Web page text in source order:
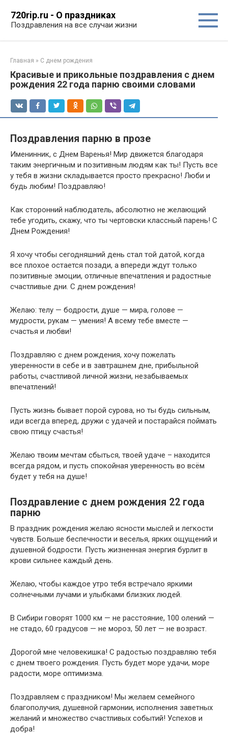
контенту
720rip.ru - О праздниках
Поздравления на все случаи жизни
Главная » С днем рождения
Красивые и прикольные поздравления с днем
рождения 22 года парню своими словами
Поздравления парню в прозе
Именинник, с Днем Варенья! Мир движется благодаря
таким энергичным и позитивным людям как ты! Пусть все
у тебя в жизни складывается просто прекрасно! Люби и
будь любим! Поздравляю!
Как сторонний наблюдатель, абсолютно не желающий
тебе угодить, скажу, что ты чертовски классный парень! С
Днем Рождения!
Я хочу чтобы сегодняшний день стал той датой, когда
все плохое остается позади, а впереди ждут только
позитивные эмоции, отличные впечатления и радостные
счастливые дни. С днем рождения!
Желаю: телу — бодрости, душе — мира, голове —
мудрости, рукам — умения! А всему тебе вместе —
счастья и любви!
Поздравляю с днем рождения, хочу пожелать
уверенности в себе и в завтрашнем дне, прибыльной
работы, счастливой личной жизни, незабываемых
впечатлений!
Пусть жизнь бывает порой сурова, но ты будь сильным,
иди всегда вперед, дружи с удачей и постарайся поймать
свою птицу счастья!
Желаю твоим мечтам сбыться, твоей удаче – находится
всегда рядом, и пусть спокойная уверенность во всём
будет у тебя на душе!
Поздравление с днем рождения 22 года
парню
В праздник рождения желаю ясности мыслей и легкости
чувств. Больше беспечности и веселья, ярких ощущений и
душевной бодрости. Пусть жизненная энергия бурлит в
крови сильнее каждый день.
Желаю, чтобы каждое утро тебя встречало яркими
солнечными лучами и улыбками близких людей.
В Сибири говорят 1000 км — не расстояние, 100 олений —
не стадо, 60 градусов — не мороз, 50 лет — не возраст.
Дорогой мне человекишка! С радостью поздравляю тебя
с днем твоего рождения. Пусть будет море удачи, море
радости, море оптимизма.
Поздравляем с праздником! Мы желаем семейного
благополучия, душевной гармонии, исполнения заветных
желаний и множество счастливых событий! Успехов и
добра!